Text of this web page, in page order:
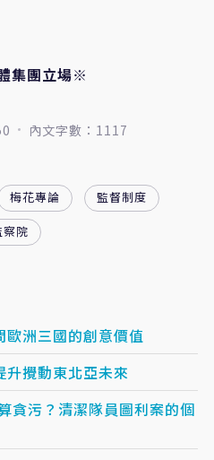
集團立場※
內文字數：1117
梅花專論
監督制度
察院
歐洲三國的創意價值
升攪動東北亞未來
貪污？清潔隊員圖利案的個